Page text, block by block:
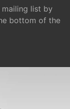
list by
bottom of the